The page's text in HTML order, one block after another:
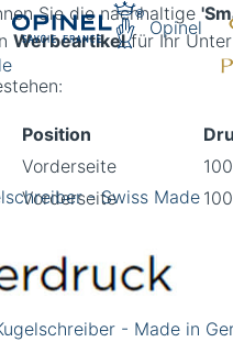
Opinel
- Swiss Made
- Made in
Sie die nachhaltige
Werbeartikelfür Ihr
Position
Vorderseite
Vorderseite